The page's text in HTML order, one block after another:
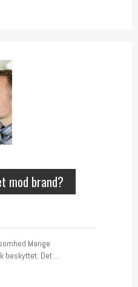
mod brand?
Mange
beskyttet. Det …